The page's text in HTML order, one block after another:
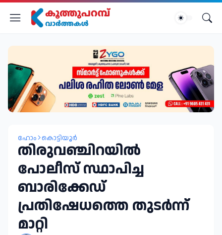
ഹോം കൊട്ടിയൂർ
തിരുവഞ്ചിറയിൽ
പോലീസ് സ്ഥാപിച്ച
ബാരിക്കേഡ്
പ്രതിഷേധത്തെ തുടർന്ന്
മാറ്റി